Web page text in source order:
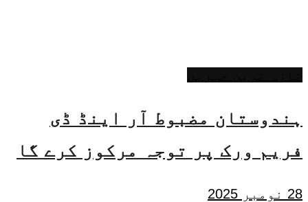
ہندوستان مضبوط آر اینڈ ڈی
فریم ورک پر توجہ مرکوز کرے گا
28 نومبر 2025